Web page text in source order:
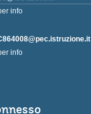
info
info